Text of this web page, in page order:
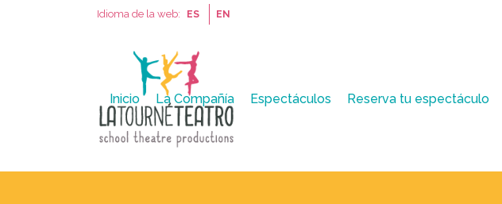
Idioma de la web: ES EN
Inicio La Compañía Espectáculos Reserva tu espectáculo